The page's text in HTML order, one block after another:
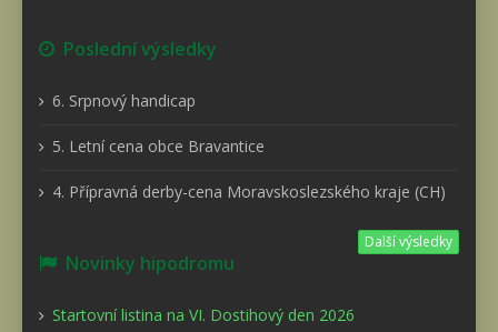
Poslední výsledky
6. Srpnový handicap
5. Letní cena obce Bravantice
4. Přípravná derby-cena Moravskoslezského kraje (CH)
Další výsledky
Novinky hipodromu
Startovní listina na VI. Dostihový den 2026